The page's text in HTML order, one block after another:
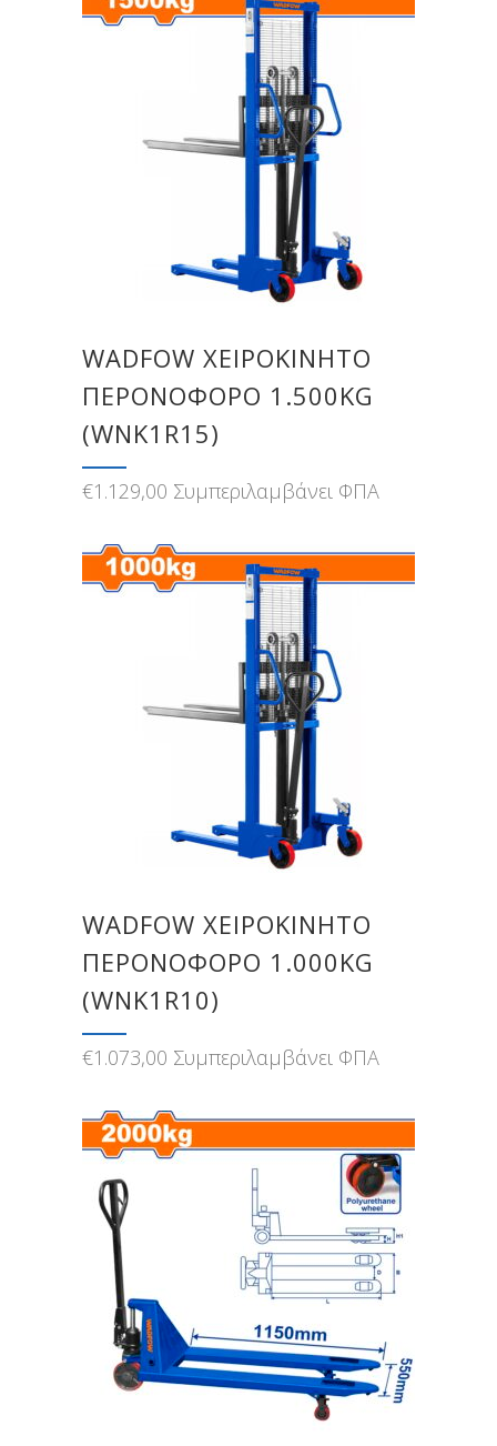
WADFOW ΧΕΙΡΟΚΙΝΗΤΟ
ΠΕΡΟΝΟΦΟΡΟ 1.500KG
(WNK1R15)
€1.129,00 Συμπεριλαμβάνει ΦΠΑ
WADFOW ΧΕΙΡΟΚΙΝΗΤΟ
ΠΕΡΟΝΟΦΟΡΟ 1.000KG
(WNK1R10)
€1.073,00 Συμπεριλαμβάνει ΦΠΑ